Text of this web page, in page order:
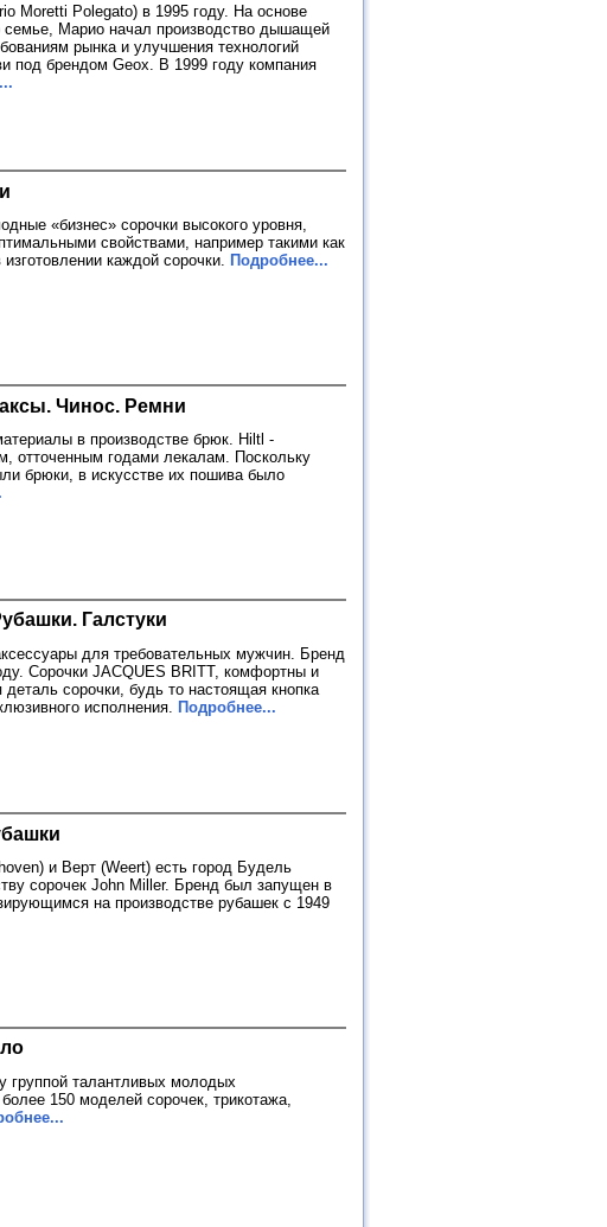
Moretti Polegato) в 1995 году. На основе
семье, Марио начал производство дышащей
рынка и улучшения технологий
под брендом Geox. В 1999 году компания
«бизнес» сорочки высокого уровня,
свойствами, например такими как
каждой сорочки. Подробнее...
Чинос. Ремни
в производстве брюк. Hiltl -
отточенным годами лекалам. Поскольку
брюки, в искусстве их пошива было
Галстуки
для требовательных мужчин. Бренд
Сорочки JACQUES BRITT, комфортны и
сорочки, будь то настоящая кнопка
исполнения. Подробнее...
и Верт (Weert) есть город Будель
сорочек John Miller. Бренд был запущен в
на производстве рубашек с 1949
группой талантливых молодых
150 моделей сорочек, трикотажа,